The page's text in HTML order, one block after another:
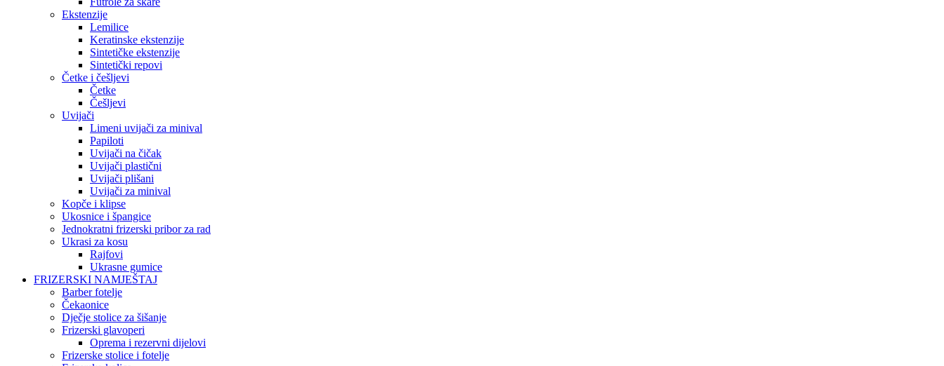
Ekstenzije
Lemilice
Keratinske ekstenzije
Sintetičke ekstenzije
Sintetički repovi
Četke i češljevi
Četke
Češljevi
Uvijači
Limeni uvijači za minival
Papiloti
Uvijači na čičak
Uvijači plastični
Uvijači plišani
Uvijači za minival
Kopče i klipse
Ukosnice i špangice
Jednokratni frizerski pribor za rad
Ukrasi za kosu
Rajfovi
Ukrasne gumice
FRIZERSKI NAMJEŠTAJ
Barber fotelje
Čekaonice
Dječje stolice za šišanje
Frizerski glavoperi
Oprema i rezervni dijelovi
Frizerske stolice i fotelje